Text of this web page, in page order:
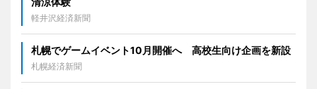
軽井沢経済新聞
札幌でゲームイベント10月開催へ 高校生向け企画を新設
札幌経済新聞